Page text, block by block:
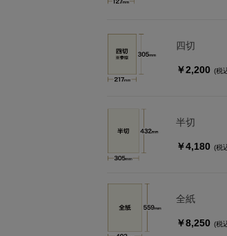
四切
￥2,200 (税
半切
￥4,180 (税
全紙
￥8,250 (税